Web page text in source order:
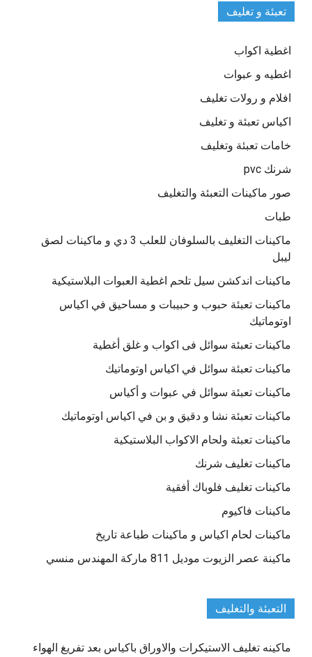
تعبئة و تغليف
اغطية اكواب
اغطيه و عبوات
افلام و رولات تغليف
اكياس تعبئة و تغليف
خامات تعبئة وتغليف
شرنك pvc
صور ماكينات التعبئة والتغليف
طبات
ماكينات التغليف بالسلوفان للعلب 3 دي و ماكينات لصق
ليبل
ماكينات اندكشن سيل تلحم اغطية العبوات البلاستيكية
ماكينات تعبئة حبوب و حبيبات و مساحيق في اكياس
اوتوماتيك
ماكينات تعبئة سوائل فى اكواب و غلق أغطية
ماكينات تعبئة سوائل في اكياس اوتوماتيك
ماكينات تعبئة سوائل في عبوات و أكياس
ماكينات تعبئة نشا و دقيق و بن في اكياس اوتوماتيك
ماكينات تعبئة ولحام الاكواب البلاستيكية
ماكينات تغليف شرنك
ماكينات تغليف فلوباك أفقية
ماكينات فاكيوم
ماكينات لحام اكياس و ماكينات طباعة تاريخ
ماكينة عصر الزيوت موديل 811 ماركة المهندس منسي
التعبئة والتغليف
ماكينه تغليف الاستيكرات والاوراق باكياس بعد تفريغ الهواء